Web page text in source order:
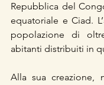
Repubblica del
equatoriale e Ciad.
popolazione di
abitanti distribuiti in
Alla sua creazione,